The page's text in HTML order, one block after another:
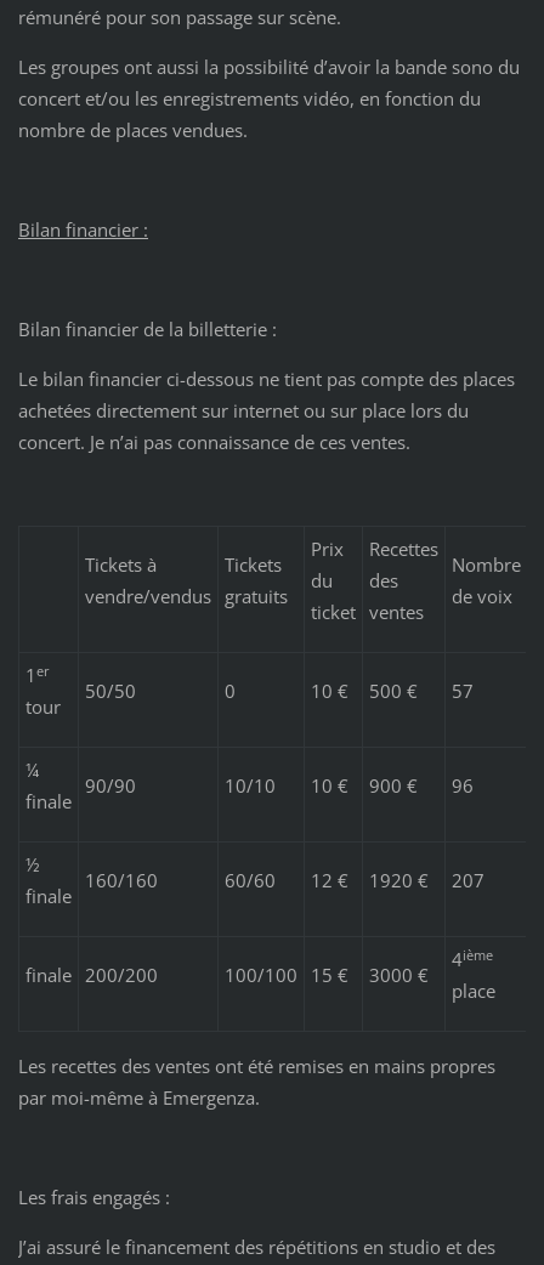
rémunéré pour son passage sur scène.
Les groupes ont aussi la possibilité d’avoir la bande sono du
concert et/ou les enregistrements vidéo, en fonction du
nombre de places vendues.
Bilan financier :
Bilan financier de la billetterie :
Le bilan financier ci-dessous ne tient pas compte des places
achetées directement sur internet ou sur place lors du
concert. Je n’ai pas connaissance de ces ventes.
Tickets à
vendre/vendus
Tickets
gratuits
Prix
du
ticket
Recettes
des
ventes
Nombre
de voix
1 er
tour
50/50 0 10 € 500 € 57
¼
finale
90/90 10/10 10 € 900 € 96
½
finale
160/160 60/60 12 € 1920 € 207
finale 200/200 100/100 15 € 3000 €
4ième
place
Les recettes des ventes ont été remises en mains propres
par moi-même à Emergenza.
Les frais engagés :
J’ai assuré le financement des répétitions en studio et des